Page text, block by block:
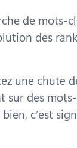
de mots-
des
une chute
sur des
c’est